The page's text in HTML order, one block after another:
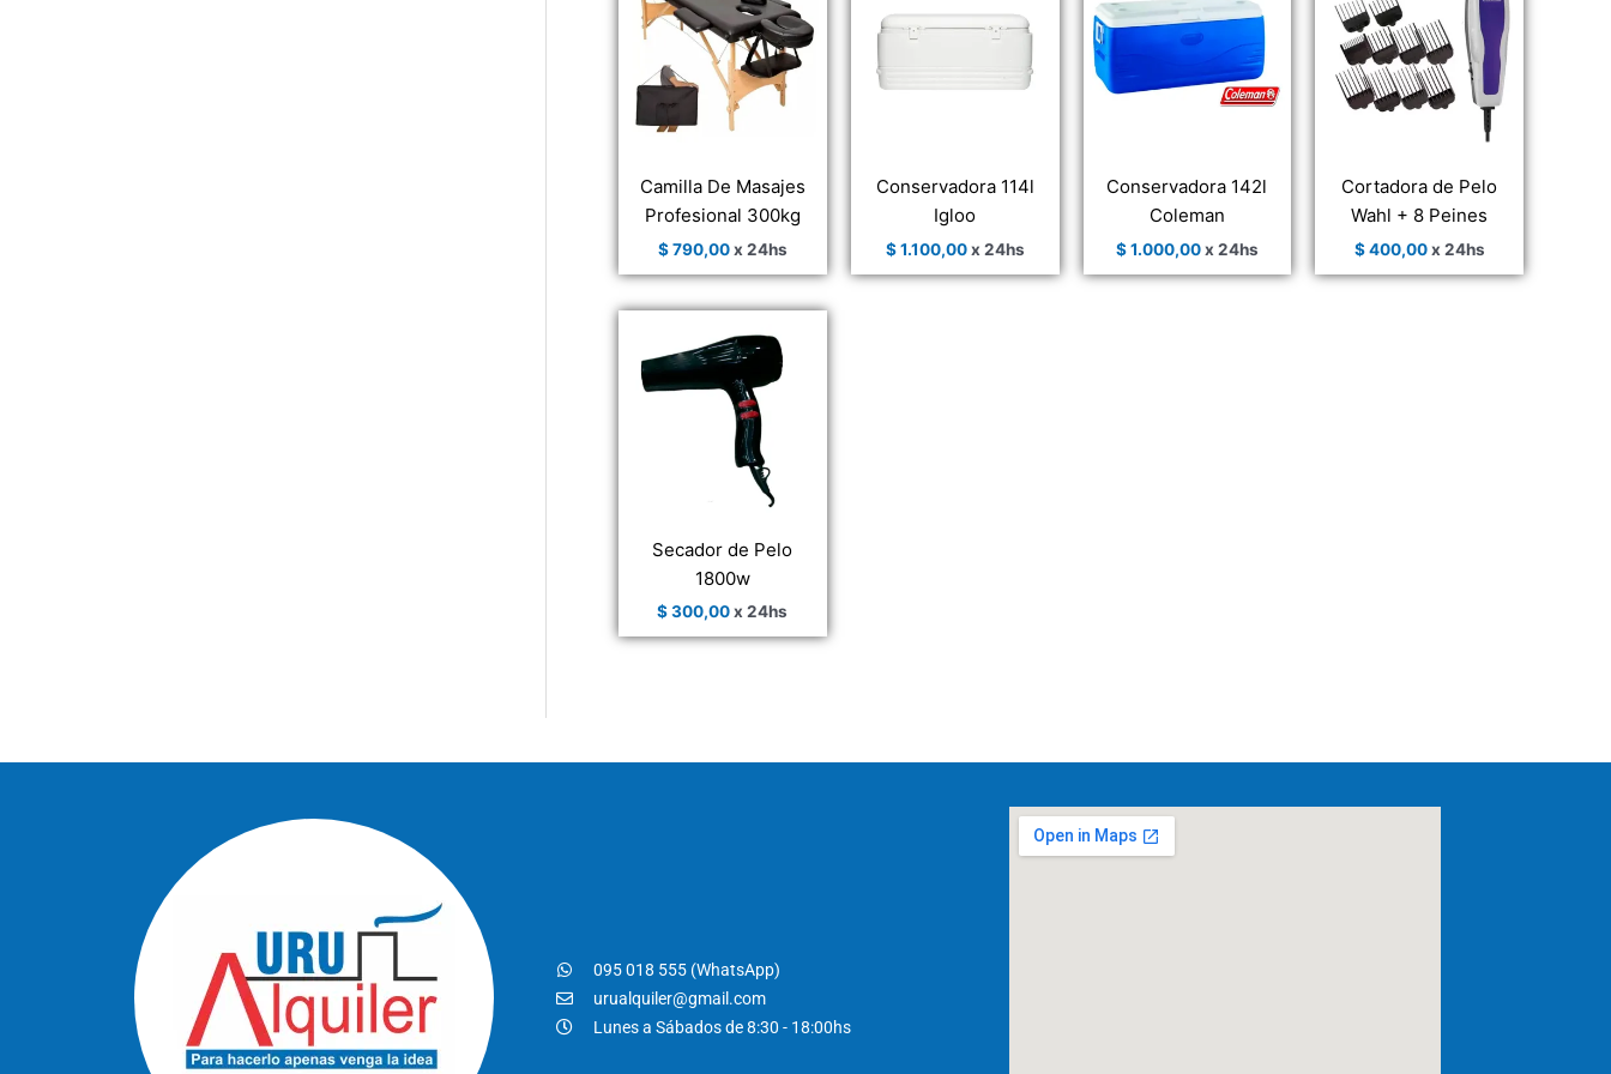
Camilla De Masajes
Profesional 300kg
$790,00x 24hs
Conservadora 114l
Igloo
$1.100,00x 24hs
Conservadora 142l
Coleman
$1.000,00x 24hs
Cortadora de Pelo
Wahl + 8 Peines
$400,00x 24hs
Secador de Pelo
1800w
$300,00x 24hs
095 018 555 (WhatsApp)
urualquiler@gmail.com
Lunes a Sábados de 8:30 - 18:00hs